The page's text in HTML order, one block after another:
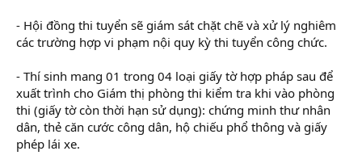
- Hội đồng thi tuyển sẽ giám sát chặt chẽ và xử lý nghiêm
các trường hợp vi phạm nội quy kỳ thi tuyển công chức.
- Thí sinh mang 01 trong 04 loại giấy tờ hợp pháp sau để
xuất trình cho Giám thị phòng thi kiểm tra khi vào phòng
thi (giấy tờ còn thời hạn sử dụng): chứng minh thư nhân
dân, thẻ căn cước công dân, hộ chiếu phổ thông và giấy
phép lái xe.